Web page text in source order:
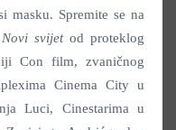
Spremite se na
svijetod proteklog
Con film, zvaničnog
Cinema City u
Luci, Cinestarima u